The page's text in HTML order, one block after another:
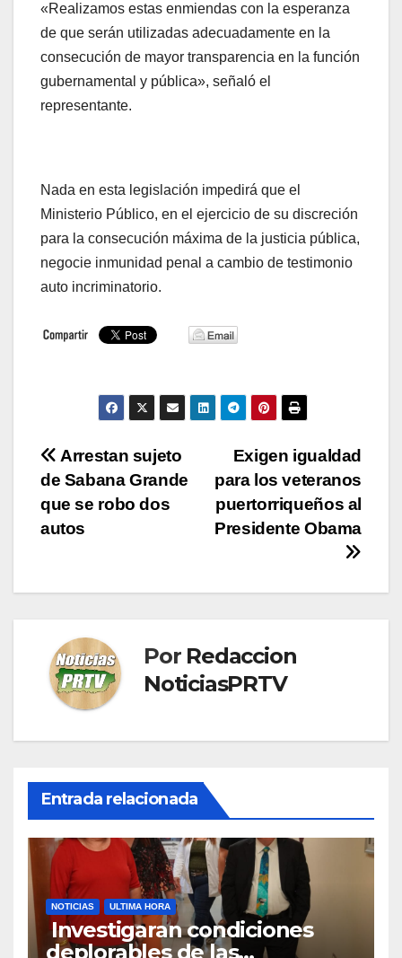
«Realizamos estas enmiendas con la esperanza
de que serán utilizadas adecuadamente en la
consecución de mayor transparencia en la función
gubernamental y pública», señaló el
representante.
Nada en esta legislación impedirá que el
Ministerio Público, en el ejercicio de su discreción
para la consecución máxima de la justicia pública,
negocie inmunidad penal a cambio de testimonio
auto incriminatorio.
Navegación
de
entradas
Exigen igualdad
para los veteranos
puertorriqueños al
Presidente Obama
Arrestan sujeto
de Sabana Grande
que se robo dos
autos
Por Redaccion
NoticiasPRTV
Entrada relacionada
NOTICIAS ULTIMA HORA
Investigaran condiciones
deplorables de las